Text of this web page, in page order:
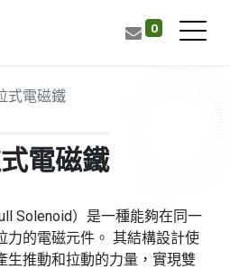
0
式電磁鐵
電磁鐵
Solenoid）是一種能夠在同一
力的電磁元件。 其結構設計使
生推動和拉動的力量，實現雙